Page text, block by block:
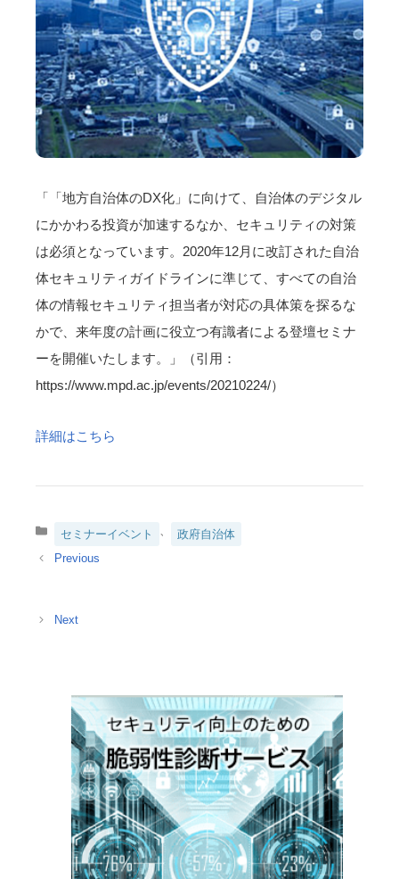
「「地方自治体のDX化」に向けて、自治体のデジタル
にかかわる投資が加速するなか、セキュリティの対策
は必須となっています。2020年12月に改訂された自治
体セキュリティガイドラインに準じて、すべての自治
体の情報セキュリティ担当者が対応の具体策を探るな
かで、来年度の計画に役立つ有識者による登壇セミナ
ーを開催いたします。」（引用：
https://www.mpd.ac.jp/events/20210224/）
詳細はこちら
カ
ゴ
セミナーイベント 、 政府自治体